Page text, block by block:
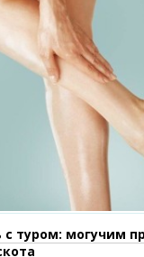
с туром: могучим